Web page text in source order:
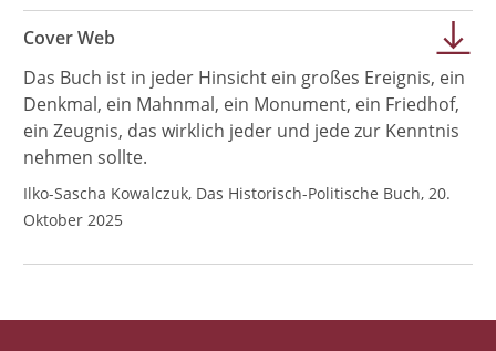
Cover Web
Das Buch ist in jeder Hinsicht ein großes Ereignis, ein
Denkmal, ein Mahnmal, ein Monument, ein Friedhof,
ein Zeugnis, das wirklich jeder und jede zur Kenntnis
nehmen sollte.
Ilko-Sascha Kowalczuk, Das Historisch-Politische Buch, 20.
Oktober 2025